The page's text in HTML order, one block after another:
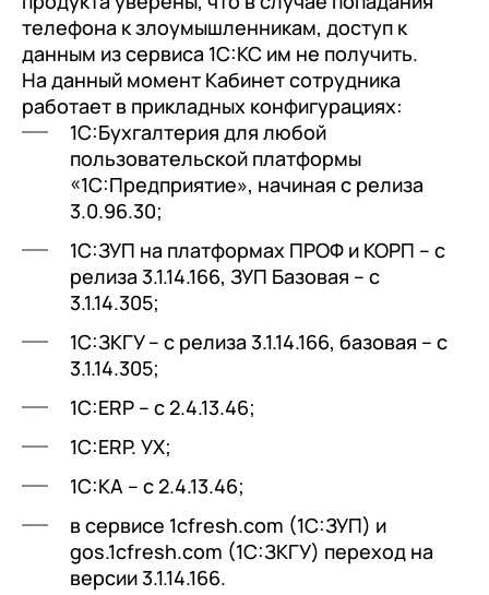
телефона к злоумышленникам, доступ к
данным из сервиса 1С:КС им не получить.
На данный момент Кабинет сотрудника
работает в прикладных конфигурациях:
1С:Бухгалтерия для любой
пользовательской платформы
«1С:Предприятие», начиная с релиза
3.0.96.30;
1С:ЗУП на платформах ПРОФ и КОРП – с
релиза 3.1.14.166, ЗУП Базовая – с
3.1.14.305;
1С:ЗКГУ – с релиза 3.1.14.166, базовая – с
3.1.14.305;
1С:ERP – с 2.4.13.46;
1С:ERP. УХ;
1С:КА – с 2.4.13.46;
в сервисе 1cfresh.com (1С:ЗУП) и
gos.1cfresh.com (1С:ЗКГУ) переход на
версии 3.1.14.166.